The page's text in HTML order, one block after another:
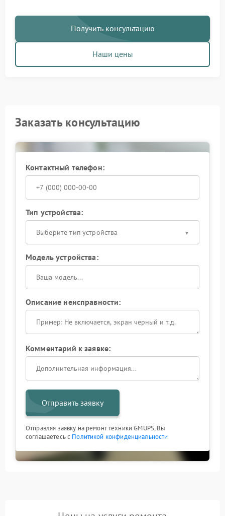
Получить консультацию
Наши цены
Заказать консультацию
Контактный телефон:
Тип устройства:
Выберите тип устройства
Модель устройства:
Описание неисправности:
Комментарий к заявке:
Отправить заявку
Отправляя заявку на ремонт техники GMUPS, Вы
соглашаетесь с Политикой конфиденциальности